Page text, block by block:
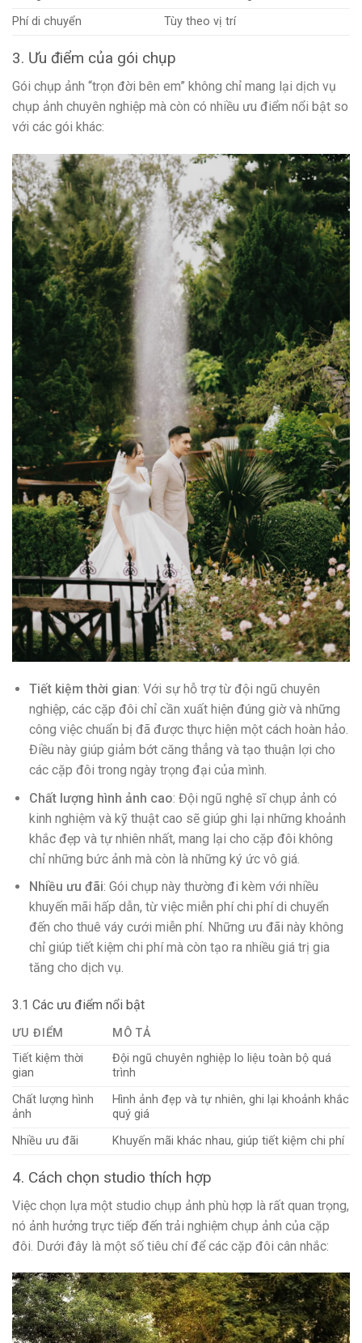
Phí di chuyển
Tùy theo vị trí
3. Ưu điểm của gói chụp
Gói chụp ảnh “trọn đời bên em” không chỉ mang lại dịch vụ
chụp ảnh chuyên nghiệp mà còn có nhiều ưu điểm nổi bật so
với các gói khác:
Tiết kiệm thời gian: Với sự hỗ trợ từ đội ngũ chuyên
nghiệp, các cặp đôi chỉ cần xuất hiện đúng giờ và những
công việc chuẩn bị đã được thực hiện một cách hoàn hảo.
Điều này giúp giảm bớt căng thẳng và tạo thuận lợi cho
các cặp đôi trong ngày trọng đại của mình.
Chất lượng hình ảnh cao: Đội ngũ nghệ sĩ chụp ảnh có
kinh nghiệm và kỹ thuật cao sẽ giúp ghi lại những khoảnh
khắc đẹp và tự nhiên nhất, mang lại cho cặp đôi không
chỉ những bức ảnh mà còn là những ký ức vô giá.
Nhiều ưu đãi: Gói chụp này thường đi kèm với nhiều
khuyến mãi hấp dẫn, từ việc miễn phí chi phí di chuyển
đến cho thuê váy cưới miễn phí. Những ưu đãi này không
chỉ giúp tiết kiệm chi phí mà còn tạo ra nhiều giá trị gia
tăng cho dịch vụ.
3.1 Các ưu điểm nổi bật
ƯU ĐIỂM
MÔ TẢ
Tiết kiệm thời
gian
Đội ngũ chuyên nghiệp lo liệu toàn bộ quá
trình
Chất lượng hình
ảnh
Hình ảnh đẹp và tự nhiên, ghi lại khoảnh khắc
quý giá
Nhiều ưu đãi
Khuyến mãi khác nhau, giúp tiết kiệm chi phí
4. Cách chọn studio thích hợp
Việc chọn lựa một studio chụp ảnh phù hợp là rất quan trọng,
nó ảnh hưởng trực tiếp đến trải nghiệm chụp ảnh của cặp
đôi. Dưới đây là một số tiêu chí để các cặp đôi cân nhắc: